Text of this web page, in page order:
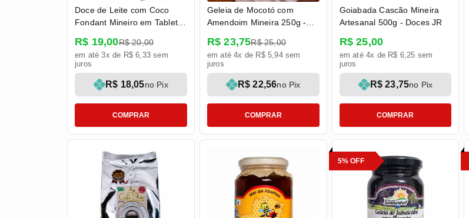
Doce de Leite com Coco
Fondant Mineiro em Tablete
R$ 19,00R$ 20,00
R$ 18,05no Pix
em até 3x de R$ 6,33 sem
juros
COMPRAR
Geleia de Mocotó com
Amendoim Mineira 250g -
R$ 23,75R$ 25,00
R$ 22,56no Pix
em até 4x de R$ 5,94 sem
juros
COMPRAR
Goiabada Cascão Mineira
Artesanal 500g - Doces JR
R$ 25,00
R$ 23,75no Pix
em até 4x de R$ 6,25 sem
juros
COMPRAR
5% OFF